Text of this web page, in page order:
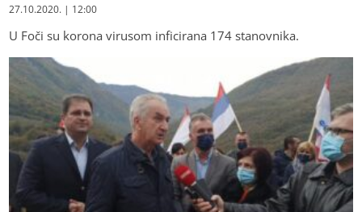
27.10.2020. | 12:00
U Foči su korona virusom inficirana 174 stanovnika.